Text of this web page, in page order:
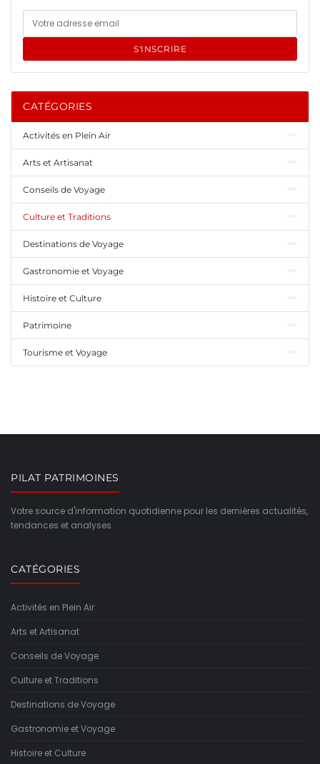
S'INSCRIRE
CATÉGORIES
Activités en Plein Air
Arts et Artisanat
Conseils de Voyage
Culture et Traditions
Destinations de Voyage
Gastronomie et Voyage
Histoire et Culture
Patrimoine
Tourisme et Voyage
PILAT PATRIMOINES
Votre source d'information quotidienne pour les dernières actualités,
tendances et analyses.
CATÉGORIES
Activités en Plein Air
Arts et Artisanat
Conseils de Voyage
Culture et Traditions
Destinations de Voyage
Gastronomie et Voyage
Histoire et Culture